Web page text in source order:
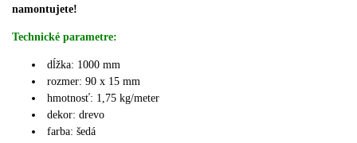
namontujete!
Technické parametre:
dĺžka: 1000 mm
rozmer: 90 x 15 mm
hmotnosť: 1,75 kg/meter
dekor: drevo
farba: šedá